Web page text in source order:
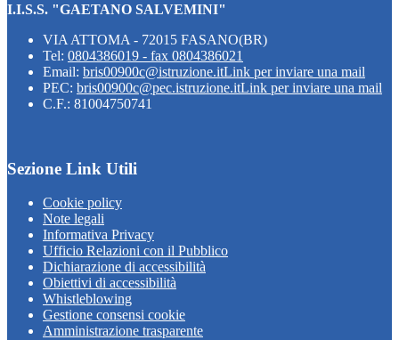
I.I.S.S. "GAETANO SALVEMINI"
VIA ATTOMA - 72015 FASANO(BR)
Tel: 0804386019 - fax 0804386021
Email: bris00900c@istruzione.itLink per inviare una mail
PEC: bris00900c@pec.istruzione.itLink per inviare una mail
C.F.: 81004750741
Sezione Link Utili
Cookie policy
Note legali
Informativa Privacy
Ufficio Relazioni con il Pubblico
Dichiarazione di accessibilità
Obiettivi di accessibilità
Whistleblowing
Gestione consensi cookie
Amministrazione trasparente